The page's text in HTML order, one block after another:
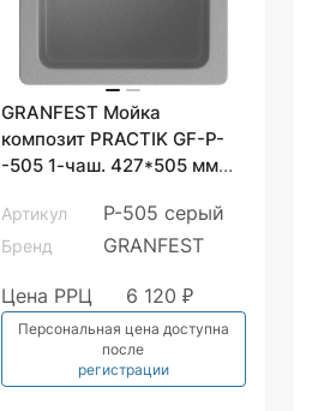
GRANFEST Мойка
композит PRACTIK GF-P-
-505 1-чаш. 427*505 мм
Артикул P-505 серый
Бренд GRANFEST
Цена РРЦ 6 120 ₽
Персональная цена доступна
после
регистрации